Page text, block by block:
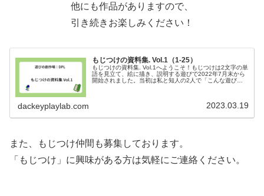
他にも作品がありますので、
引き続きお楽しみください！
もじつけの資料集. Vol.1（1-25）
もじつけの資料集. Vol.1へようこそ！もじつけは2文字の単
語を見立て、絵に描き、説明する遊びで2022年7月末から
開始されました。当初は私と知人の2人で「こんな遊びが
dackeyplaylab.com 2023.03.19
また、もじつけ仲間も募集しております。
「もじつけ」に興味がある方は気軽にご連絡ください。